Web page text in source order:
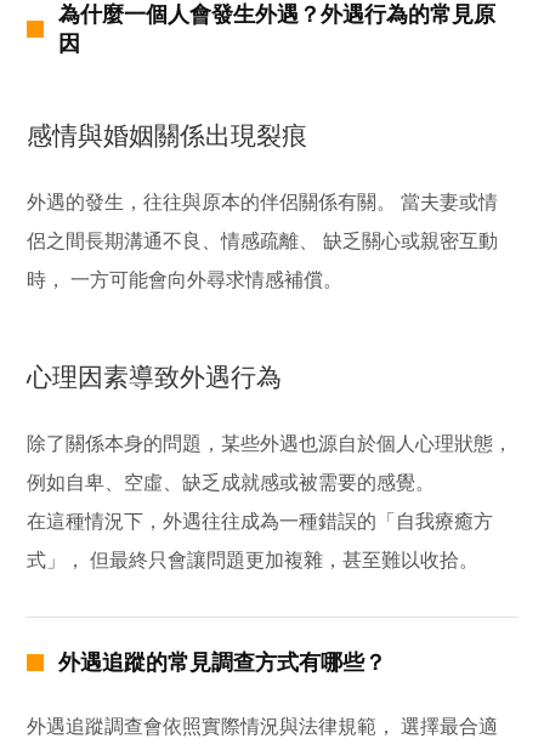
為什麼一個人會發生外遇？外遇行為的常見原
因
感情與婚姻關係出現裂痕
外遇的發生，往往與原本的伴侶關係有關。 當夫妻或情
侶之間長期溝通不良、情感疏離、 缺乏關心或親密互動
時， 一方可能會向外尋求情感補償。
心理因素導致外遇行為
除了關係本身的問題，某些外遇也源自於個人心理狀態，
例如自卑、空虛、缺乏成就感或被需要的感覺。
在這種情況下，外遇往往成為一種錯誤的「自我療癒方
式」， 但最終只會讓問題更加複雜，甚至難以收拾。
外遇追蹤的常見調查方式有哪些？
外遇追蹤調查會依照實際情況與法律規範， 選擇最合適